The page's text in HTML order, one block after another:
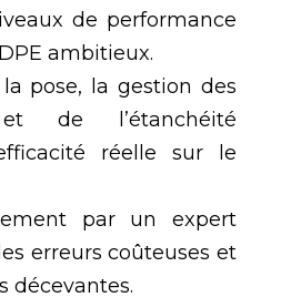
de performance
ambitieux.
pose, la gestion des
de l’étanchéité
réelle sur le
par un expert
erreurs coûteuses et
décevantes.